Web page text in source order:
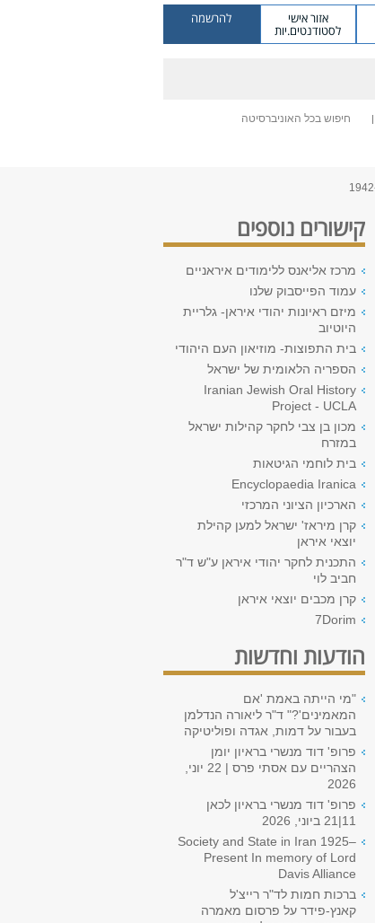
אזור אישי
לסטודנטים.יות
להרשמה
חיפוש בכל האוניברסיטה
קישורים נוספים
מרכז אליאנס ללימודים איראניים
עמוד הפייסבוק שלנו
מיזם ראיונות יהודי איראן- גלריית
היוטיוב
בית התפוצות- מוזיאון העם היהודי
הספריה הלאומית של ישראל
Iranian Jewish Oral History
Project - UCLA
מכון בן צבי לחקר קהילות ישראל
במזרח
בית לוחמי הגיטאות
Encyclopaedia Iranica
הארכיון הציוני המרכזי
קרן מיראז' ישראל למען קהילת
יוצאי איראן
התכנית לחקר יהודי איראן ע"ש ד"ר
חביב לוי
קרן מכבים יוצאי איראן
7Dorim
הודעות וחדשות
"מי הייתה באמת 'אם
המאמינים'?" ד"ר ליאורה הנדלמן
בעבור על דמות, אגדה ופוליטיקה
פרופ' דוד מנשרי בראיון יומן
הצהריים עם אסתי פרס | 22 יוני,
2026
פרופ' דוד מנשרי בראיון לכאן
11|21 ביוני, 2026
Society and State in Iran 1925–
Present In memory of Lord
Davis Alliance
ברכות חמות לד"ר רייצ'ל
קאנץ-פידר על פרסום מאמרה